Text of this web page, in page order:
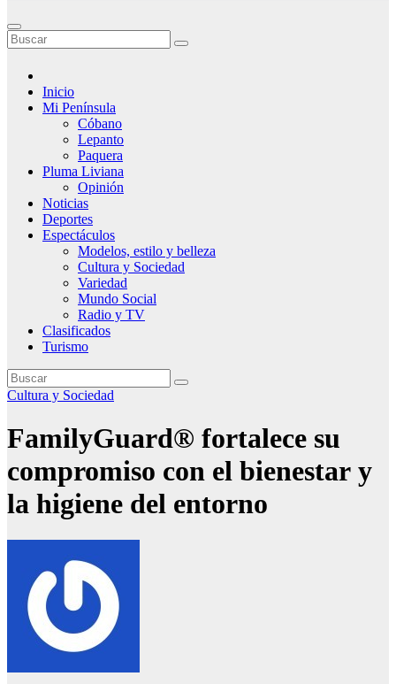
Inicio
Mi Península
Cóbano
Lepanto
Paquera
Pluma Liviana
Opinión
Noticias
Deportes
Espectáculos
Modelos, estilo y belleza
Cultura y Sociedad
Variedad
Mundo Social
Radio y TV
Clasificados
Turismo
Cultura y Sociedad
FamilyGuard® fortalece su
compromiso con el bienestar y
la higiene del entorno